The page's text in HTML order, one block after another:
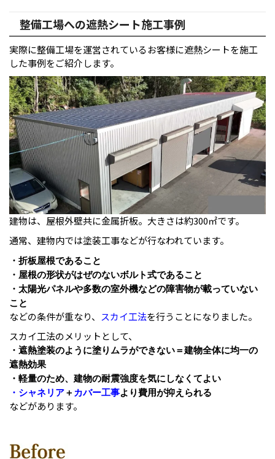
整備工場への遮熱シート施工事例
実際に整備工場を運営されているお客様に遮熱シートを施工
した事例をご紹介します。
建物は、屋根外壁共に金属折板。大きさは約300㎡です。
通常、建物内では塗装工事などが行なわれています。
・折板屋根であること
・屋根の形状がはぜのないボルト式であること
・太陽光パネルや多数の室外機などの障害物が載っていない
こと
などの条件が重なり、 スカイ工法を行うことになりました。
スカイ工法のメリットとして、
・遮熱塗装のように塗りムラができない＝建物全体に均一の
遮熱効果
・軽量のため、建物の耐震強度を気にしなくてよい
・シャネリア＋ カバー工事より費用が抑えられる
などがあります。